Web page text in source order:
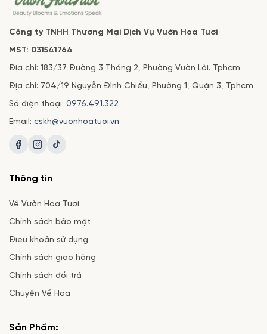
Công ty TNHH Thương Mại Dịch Vụ Vườn Hoa Tươi
MST: 031541764
Địa chỉ: 183/37 Đường 3 Tháng 2, Phường Vườn Lài. Tphcm
Địa chỉ: 704/19 Nguyễn Đình Chiểu, Phường 1, Quận 3, Tphcm
Số điện thoại: 0976.491.322
Email: cskh@vuonhoatuoi.vn
Thông tin
Về Vườn Hoa Tươi
Chính sách bảo mật
Điều khoản sử dụng
Chính sách giao hàng
Chính sách đổi trả
Chuyện Về Hoa
Sản Phẩm: